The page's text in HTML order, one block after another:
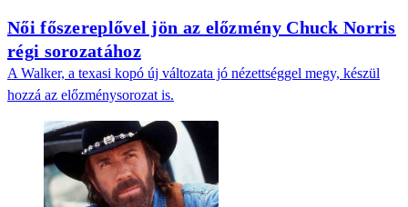
Női főszereplővel jön az előzmény Chuck Norris
régi sorozatához
A Walker, a texasi kopó új változata jó nézettséggel megy, készül
hozzá az előzménysorozat is.